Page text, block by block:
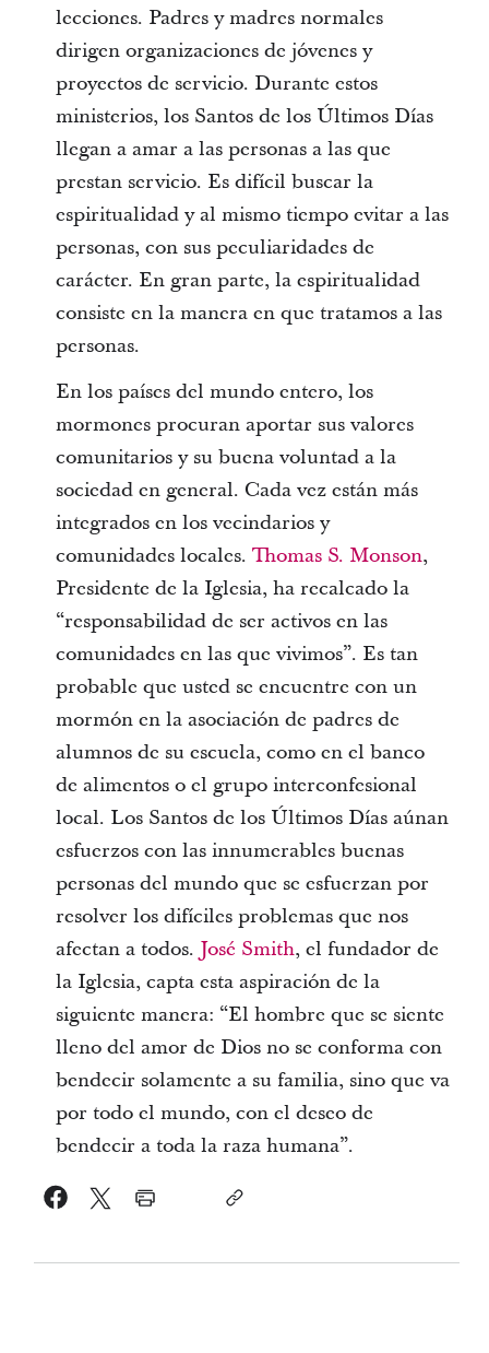
lecciones. Padres y madres normales
dirigen organizaciones de jóvenes y
proyectos de servicio. Durante estos
ministerios, los Santos de los Últimos Días
llegan a amar a las personas a las que
prestan servicio. Es difícil buscar la
espiritualidad y al mismo tiempo evitar a las
personas, con sus peculiaridades de
carácter. En gran parte, la espiritualidad
consiste en la manera en que tratamos a las
personas.
En los países del mundo entero, los
mormones procuran aportar sus valores
comunitarios y su buena voluntad a la
sociedad en general. Cada vez están más
integrados en los vecindarios y
comunidades locales. Thomas S. Monson,
Presidente de la Iglesia, ha recalcado la
“responsabilidad de ser activos en las
comunidades en las que vivimos”. Es tan
probable que usted se encuentre con un
mormón en la asociación de padres de
alumnos de su escuela, como en el banco
de alimentos o el grupo interconfesional
local. Los Santos de los Últimos Días aúnan
esfuerzos con las innumerables buenas
personas del mundo que se esfuerzan por
resolver los difíciles problemas que nos
afectan a todos. José Smith, el fundador de
la Iglesia, capta esta aspiración de la
siguiente manera: “El hombre que se siente
lleno del amor de Dios no se conforma con
bendecir solamente a su familia, sino que va
por todo el mundo, con el deseo de
bendecir a toda la raza humana”.